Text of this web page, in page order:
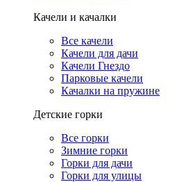
Качели и качалки
Все качели
Качели для дачи
Качели Гнездо
Парковые качели
Качалки на пружине
Детские горки
Все горки
Зимние горки
Горки для дачи
Горки для улицы